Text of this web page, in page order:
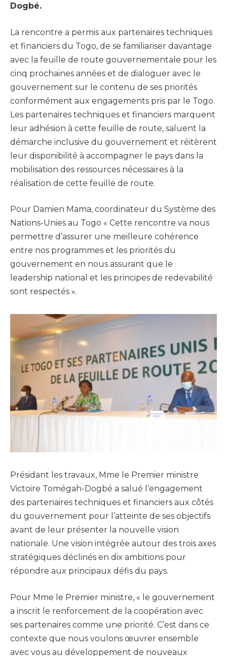
Dogbé.
La rencontre a permis aux partenaires techniques
et financiers du Togo, de se familiariser davantage
avec la feuille de route gouvernementale pour les
cinq prochaines années et de dialoguer avec le
gouvernement sur le contenu de ses priorités
conformément aux engagements pris par le Togo.
Les partenaires techniques et financiers marquent
leur adhésion à cette feuille de route, saluent la
démarche inclusive du gouvernement et réitèrent
leur disponibilité à accompagner le pays dans la
mobilisation des ressources nécessaires à la
réalisation de cette feuille de route.
Pour Damien Mama, coordinateur du Système des
Nations-Unies au Togo « Cette rencontre va nous
permettre d’assurer une meilleure cohérence
entre nos programmes et les priorités du
gouvernement en nous assurant que le
leadership national et les principes de redevabilité
sont respectés ».
Présidant les travaux, Mme le Premier ministre
Victoire Tomégah-Dogbé a salué l’engagement
des partenaires techniques et financiers aux côtés
du gouvernement pour l’atteinte de ses objectifs
avant de leur présenter la nouvelle vision
nationale. Une vision intégrée autour des trois axes
stratégiques déclinés en dix ambitions pour
répondre aux principaux défis du pays.
Pour Mme le Premier ministre, « le gouvernement
a inscrit le renforcement de la coopération avec
ses partenaires comme une priorité. C’est dans ce
contexte que nous voulons œuvrer ensemble
avec vous au développement de nouveaux